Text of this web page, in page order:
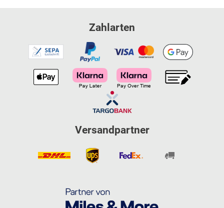
Zahlarten
Versandpartner